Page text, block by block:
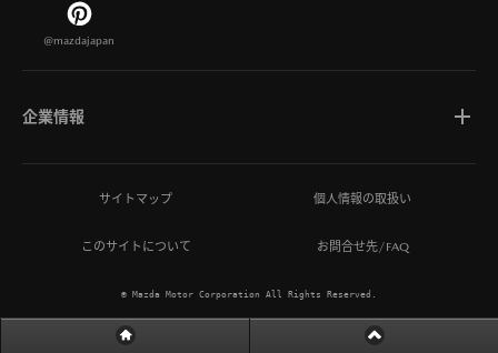
@mazdajapan
企業情報
マツダについて
ひとを想う価値創造
サイトマップ 個人情報の取扱い
このサイトについて お問合せ先/FAQ
© Mazda Motor Corporation All Rights Reserved.